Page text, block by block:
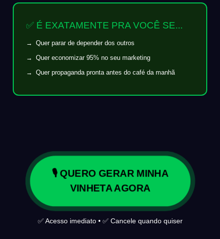
✅ É EXATAMENTE PRA VOCÊ SE...
Quer parar de depender dos outros
Quer economizar 95% no seu marketing
Quer propaganda pronta antes do café da manhã
🎙️ QUERO GERAR MINHA
VINHETA AGORA
✅ Acesso imediato • ✅ Cancele quando quiser